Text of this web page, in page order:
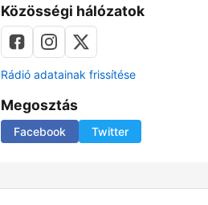
Közösségi hálózatok
Rádió adatainak frissítése
Megosztás
Facebook Twitter